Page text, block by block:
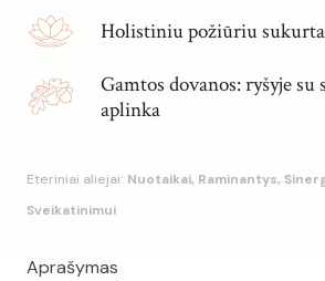
MIEGUI
Holistiniu požiūriu
Gamtos dovanos: ryšyje
aplinka
Eteriniai aliejai: Nuotaikai, Raminantys,
Sveikatinimui
Aprašymas